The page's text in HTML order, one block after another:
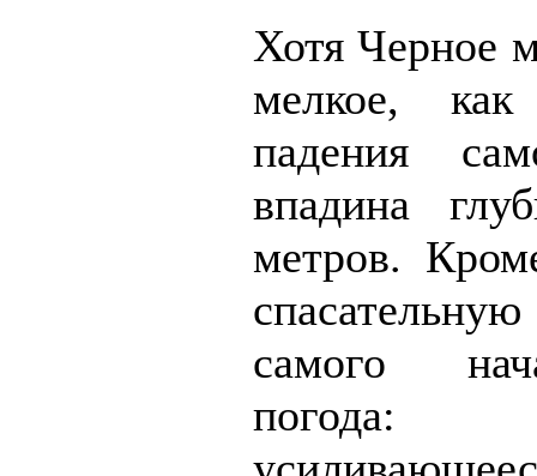
Хотя Черное
мелкое,
падения
впадина
метров.
самого
погода: